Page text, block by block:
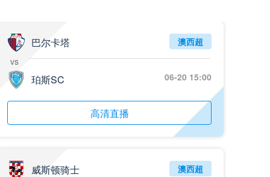
巴尔卡塔
vs
珀斯SC
澳西超
06-20 15:00
高清直播
威斯顿骑士 澳西超